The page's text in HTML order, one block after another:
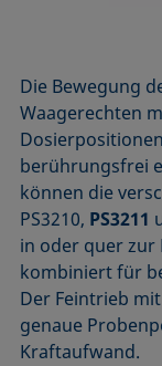
Die Bewegung
Waagerechten
berührungsfrei
können die
PS3210, PS3211
in oder quer zur
kombiniert für
Der Feintrieb
genaue
Kraftaufwand.